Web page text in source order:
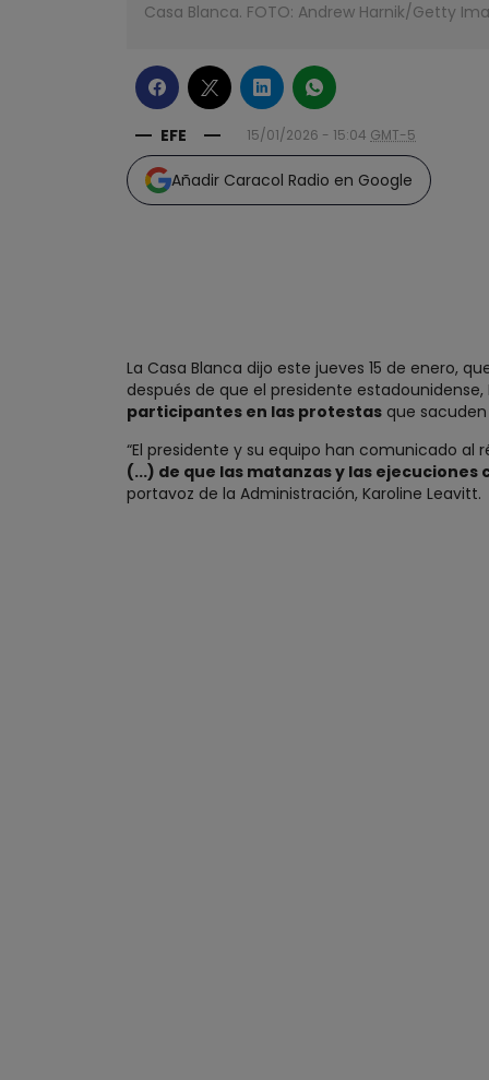
Casa Blanca. FOTO: Andrew Harnik/Getty
EFE 15/01/2026 - 15:04 GMT-5
Añadir Caracol Radio en Google
La Casa Blanca dijo este jueves 15 de enero,
después de que el presidente
participantes en las protestas que
“El presidente y su equipo han comunicado
(...) de que las matanzas y las ejecuciones
portavoz de la Administración, Karoline Leavitt.